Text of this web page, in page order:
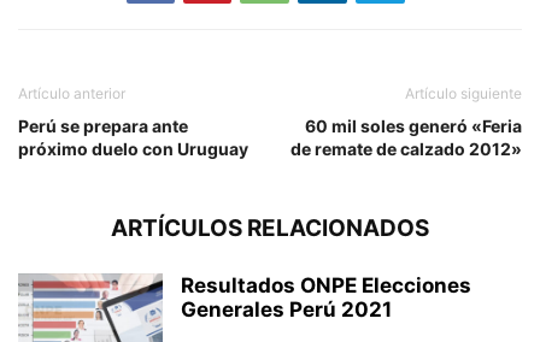
Artículo anterior
Perú se prepara ante
próximo duelo con Uruguay
Artículo siguiente
60 mil soles generó «Feria
de remate de calzado 2012»
ARTÍCULOS RELACIONADOS
Resultados ONPE Elecciones
Generales Perú 2021